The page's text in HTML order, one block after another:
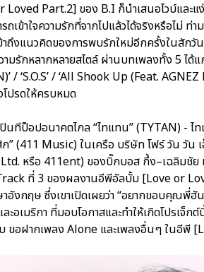
Part.2] ของ B.I ก็นำเสนอไวบ์และแ
รถเข้าใจความรักที่จากไปแล้วได้จริงหรือไม่
ข้าถึงแนวคิดของการพบรักใหม่อีกครั้งในสัก
มรักหลากหลายสไตล์ ผ่านบทเพลงทั้ง 5 ได้
/ ‘S.O.S’ / ‘All Shook Up (Feat.
ปรดให้ครบหมด
นทีป็อปอนาคตไกล “ไทแทน” (TYTAN) -
ก” (411 Music) ในเครือ บริษัท โฟร์ วัน วัน
หรือ 411ent) ของบิ๊กบอส กึ้ง–เฉลิมชัย
ที่ 3 ของผลงานอีพีอัลบั้ม [Love or
าอังกฤษ ซึ่งเขาเปิดเผยว่า “อยากขอบคุ
ะอเมริกา ที่มอบโอกาสและทำให้เกิดโปรเ
ขอฝากเพลง Alone และเพลงอื่นๆ ในอีพี